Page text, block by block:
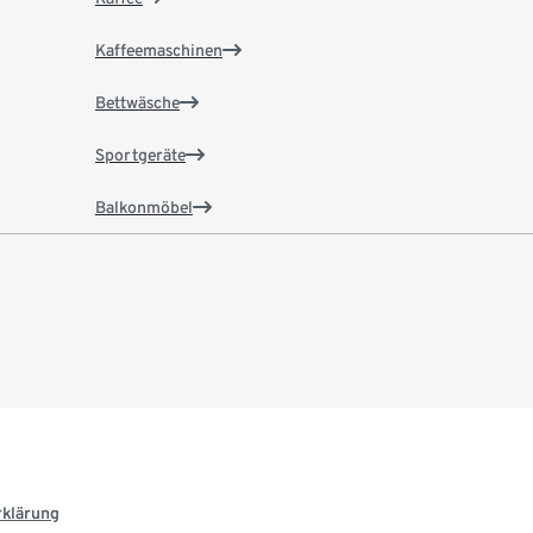
Kaffeemaschinen
Bettwäsche
Sportgeräte
Balkonmöbel